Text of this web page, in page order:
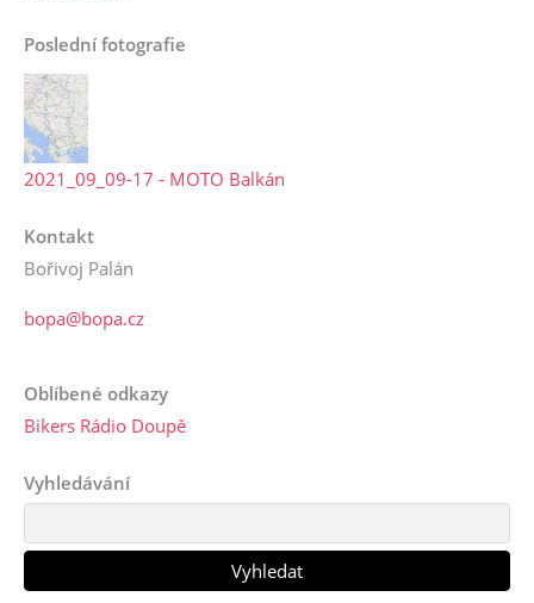
Poslední fotografie
2021_09_09-17 - MOTO Balkán
Kontakt
Bořivoj Palán
bopa@bopa.cz
Oblíbené odkazy
Bikers Rádio Doupě
Vyhledávání